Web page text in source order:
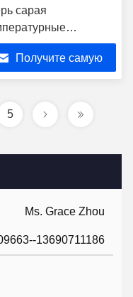
Ms. Grace Zhou
13690711186
сарая
полосы
морозы
Получите самую
5